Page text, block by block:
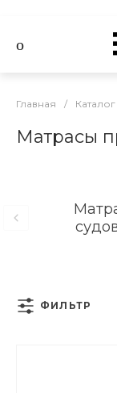
Главная /
Матрасы
ФИЛЬТР